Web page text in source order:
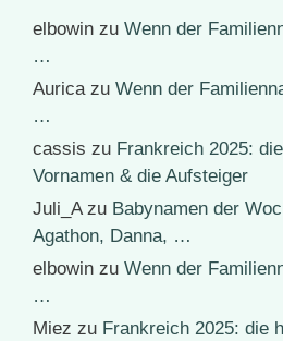
elbowin zu Wenn der
…
Auricazu Wenn der
…
cassis zu Frankreich 2025:
Vornamen & die Aufsteiger
Juli_Azu Babynamen der
Agathon, Danna, …
elbowin zu Wenn der
…
Miez zu Frankreich 2025: die